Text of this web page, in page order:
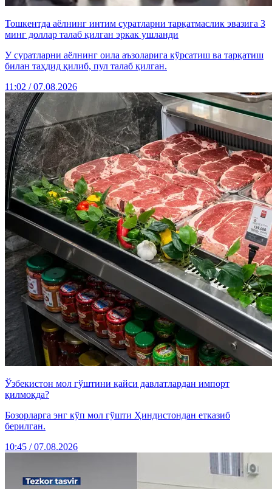
Тошкентда аёлнинг интим суратларни тарқатмаслик эвазига 3
минг доллар талаб қилган эркак ушланди
У суратларни аёлнинг оила аъзоларига кўрсатиш ва тарқатиш
билан таҳдид қилиб, пул талаб қилган.
11:02 / 07.08.2026
Ўзбекистон мол гўштини қайси давлатлардан импорт
қилмоқда?
Бозорларга энг кўп мол гўшти Ҳиндистондан етказиб
берилган.
10:45 / 07.08.2026